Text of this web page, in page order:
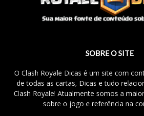
SOBRE O SITE
O Clash Royale Dicas é um site com
de todas as cartas, Dicas e tudo
Clash Royale! Atualmente somos a
sobre o jogo e referência na